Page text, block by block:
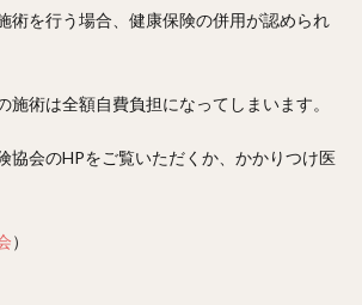
術を行う場合、健康保険の併用が認められ
施術は全額自費負担になってしまいます。
協会のHPをご覧いただくか、かかりつけ医
）